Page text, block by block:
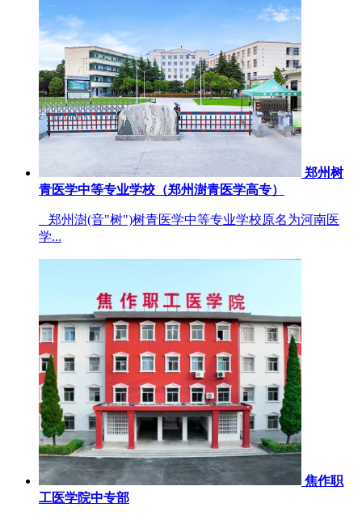
郑州树
青医学中等专业学校（郑州澍青医学高专）
郑州澍(音"树")树青医学中等专业学校原名为河南医
学...
焦作职
工医学院中专部